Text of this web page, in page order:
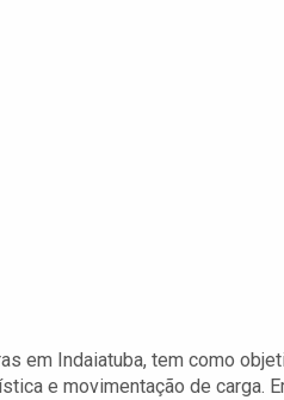
em Indaiatuba, tem como
e movimentação de carga.